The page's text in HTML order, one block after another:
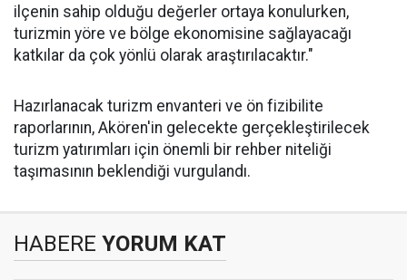
ilçenin sahip olduğu değerler ortaya konulurken,
turizmin yöre ve bölge ekonomisine sağlayacağı
katkılar da çok yönlü olarak araştırılacaktır."
Hazırlanacak turizm envanteri ve ön fizibilite
raporlarının, Akören'in gelecekte gerçekleştirilecek
turizm yatırımları için önemli bir rehber niteliği
taşımasının beklendiği vurgulandı.
HABERE YORUM KAT